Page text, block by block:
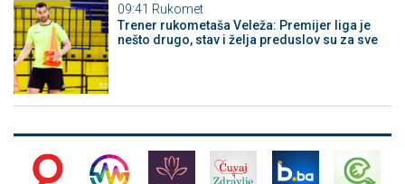
09:41 Rukomet
Trener rukometaša Veleža: Premijer liga je
nešto drugo, stav i želja preduslov su za sve